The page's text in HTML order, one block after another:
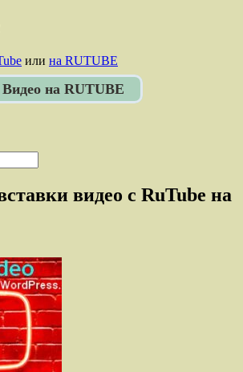
или на RUTUBE
Видео на RUTUBE
видео с RuTube на